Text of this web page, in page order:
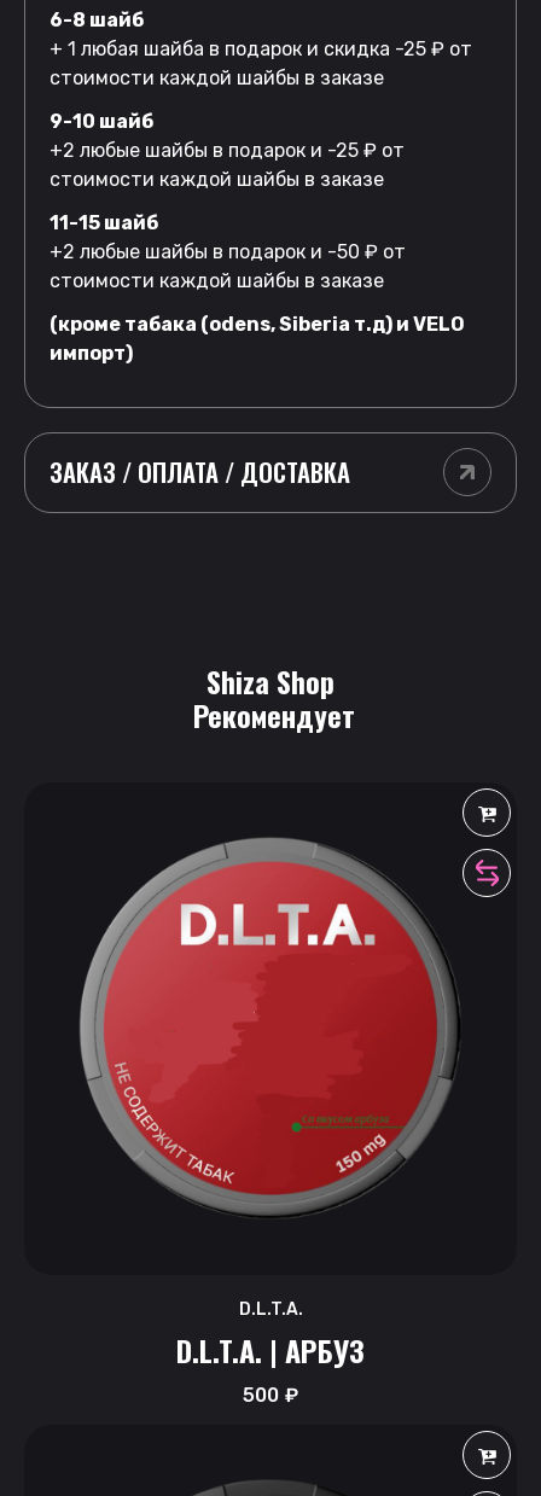
6-8 шайб
+ 1 любая шайба в подарок и скидка -25 ₽ от
стоимости каждой шайбы в заказе
9-10 шайб
+2 любые шайбы в подарок и -25 ₽ от
стоимости каждой шайбы в заказе
11-15 шайб
+2 любые шайбы в подарок и -50 ₽ от
стоимости каждой шайбы в заказе
(кроме табака (odens, Siberia т.д) и VELO
импорт)
ЗАКАЗ / ОПЛАТА / ДОСТАВКА
Shiza Shop
Рекомендует
D.L.T.A.
D.L.T.A. | АРБУЗ
500₽